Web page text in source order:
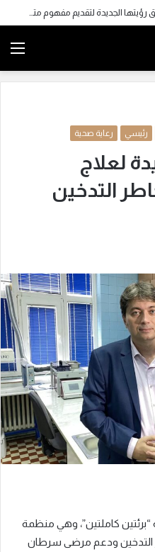
شركة LARZ Developments تطلق رؤيتها الجديدة لتقديم مفهوم متكامل للتطوير العقاري في مصر
رئيسي رعاية صحية
لعلاج
التدخين
كاملتين”، وهي منظمة
التدخين ودعم مرضى سرطان